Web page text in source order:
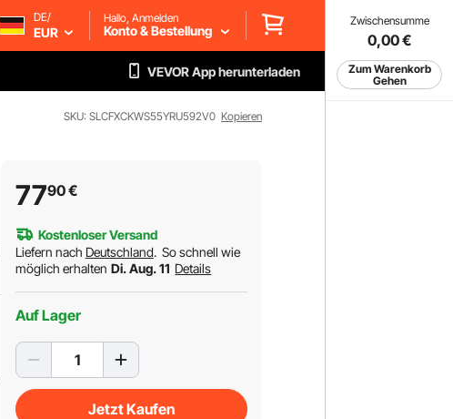
Zwischensumme
0,00€
Zum Warenkorb
Gehen
DE/
EUR
Hallo, Anmelden
Konto & Bestellung
VEVOR App herunterladen
SKU: SLCFXCKWS55YRU592V0 Kopieren
7790€
Kostenloser Versand
Liefern nach Deutschland. So schnell wie
möglich erhalten Di. Aug. 11 Details
Auf Lager
Jetzt Kaufen